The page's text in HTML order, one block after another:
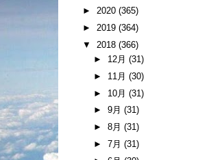
► 2020 (365)
► 2019 (364)
▼ 2018 (366)
► 12月 (31)
► 11月 (30)
► 10月 (31)
► 9月 (31)
► 8月 (31)
► 7月 (31)